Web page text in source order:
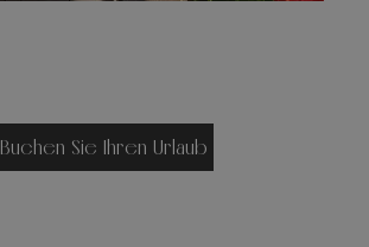
Buchen Sie Ihren Urlaub